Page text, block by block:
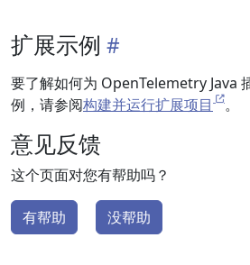
扩展示例
要了解如何为 OpenTelemetry Java
例，请参阅构建并运行扩展项目 。
意见反馈
这个页面对您有帮助吗？
有帮助 没帮助